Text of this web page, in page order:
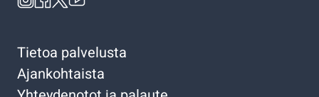
Tietoa palvelusta
Ajankohtaista